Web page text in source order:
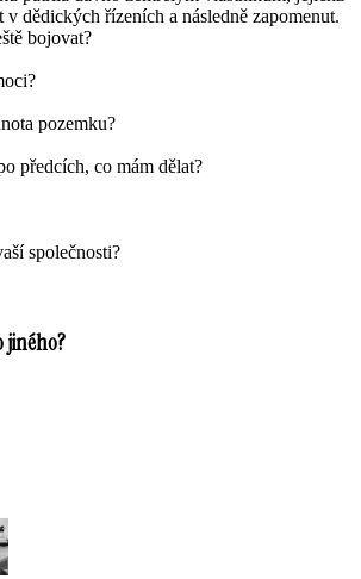
dědických řízeních a následně zapomenut.
bojovat?
pozemku?
předcích, co mám dělat?
společnosti?
jiného?